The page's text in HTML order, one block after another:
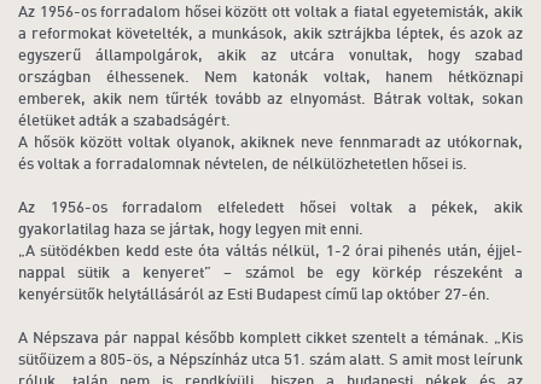
Az 1956-os forradalom hősei között ott voltak a fiatal egyetemisták, akik
a reformokat követelték, a munkások, akik sztrájkba léptek, és azok az
egyszerű állampolgárok, akik az utcára vonultak, hogy szabad
országban élhessenek. Nem katonák voltak, hanem hétköznapi
emberek, akik nem tűrték tovább az elnyomást. Bátrak voltak, sokan
életüket adták a szabadságért.
A hősök között voltak olyanok, akiknek neve fennmaradt az utókornak,
és voltak a forradalomnak névtelen, de nélkülözhetetlen hősei is.
Az 1956-os forradalom elfeledett hősei voltak a pékek, akik
gyakorlatilag haza se jártak, hogy legyen mit enni.
„A sütödékben kedd este óta váltás nélkül, 1-2 órai pihenés után, éjjel-
nappal sütik a kenyeret” – számol be egy körkép részeként a
kenyérsütők helytállásáról az Esti Budapest című lap október 27-én.
A Népszava pár nappal később komplett cikket szentelt a témának. „Kis
sütőüzem a 805-ös, a Népszínház utca 51. szám alatt. S amit most leírunk